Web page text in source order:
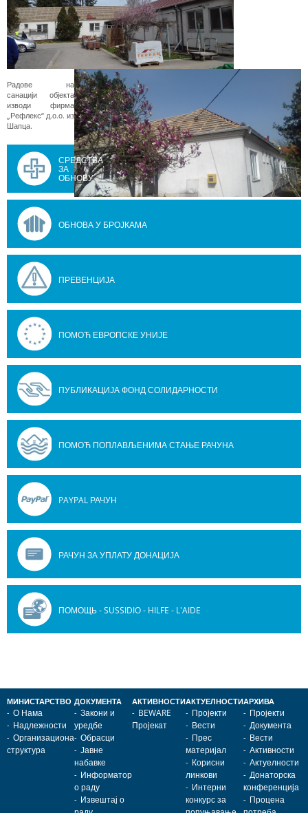
Радове на
санацији објекта
изводи фирма
„Рефлекс“ д.о.о. из
Шапца.
СРЕДСТВА
ЗА
ОБНОВУ
ОБНОВА У БРОЈКАМА
ПРЕВЕНЦИЈА
ПОМОЋ ЕВРОПСКЕ УНИЈЕ
ПУБЛИКАЦИЈА ФОНД СОЛИДАРНОСТИ
ПОМОЋ ПОПЛАВЉЕНИМА СТАЊЕ РАЧУНА
PAYPAL РАЧУН
РАЧУН ЗА УПЛАТУ ДОНАЦИЈА
ПОМОЩЬ - SUSSIDIO - HILFE - L'AIDE
МИНИСТАРСТВО
О Нама
Надлежности
Организациона
структура
ДОКУМЕНТА
Закони и
уредбе
Обрасци
Јавне
набавке
Информатор
о раду
Извештај о
АКТИВНОСТИ
BEWARE
Пројекат
АКТУЕЛНОСТИ
Пројекти
Вести
Прес
материјал
Корисни
линкови
Интерни
конкурс за
АРХИВА
Пројекти
Документа
Вести
Активности
Актуелности
Донаторска
конференција
Процена